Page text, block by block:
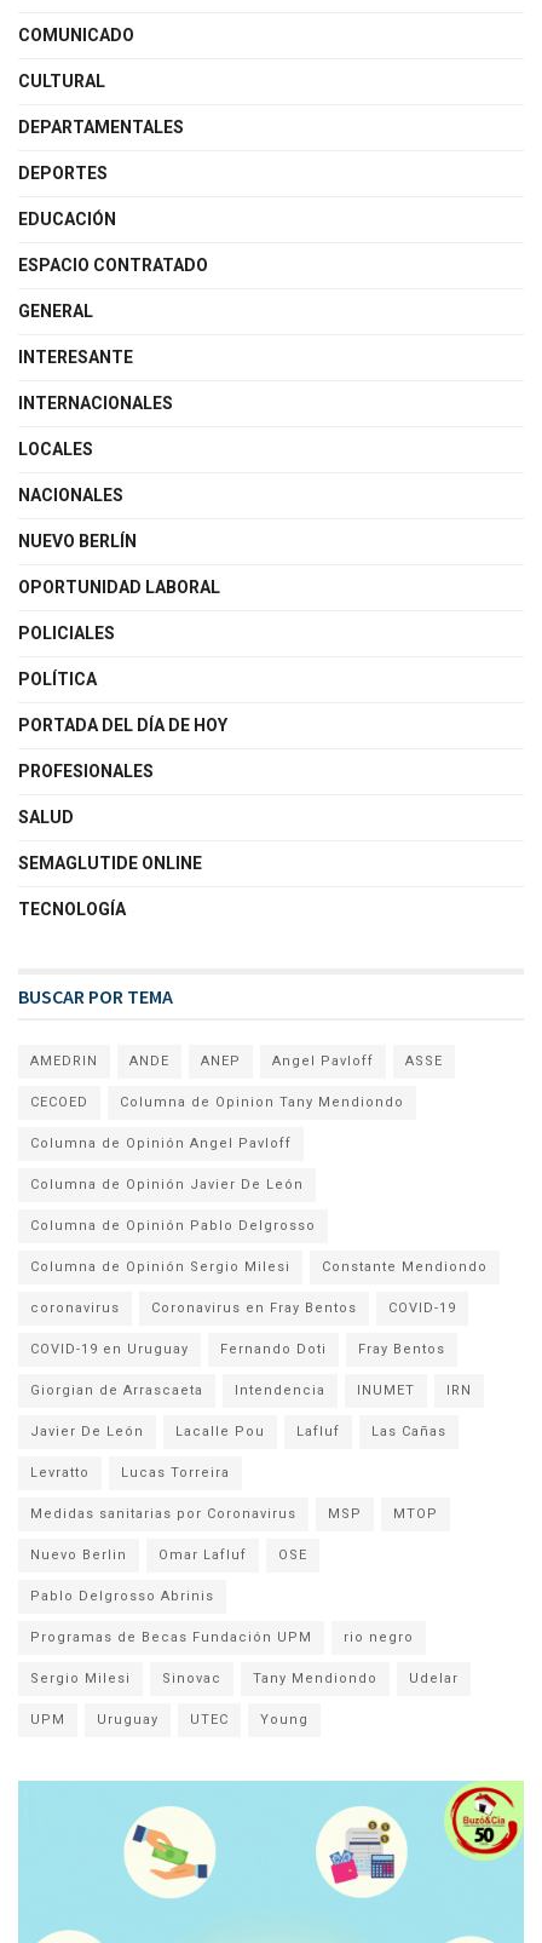
COMUNICADO
CULTURAL
DEPARTAMENTALES
DEPORTES
EDUCACIÓN
ESPACIO CONTRATADO
GENERAL
INTERESANTE
INTERNACIONALES
LOCALES
NACIONALES
NUEVO BERLÍN
OPORTUNIDAD LABORAL
POLICIALES
POLÍTICA
PORTADA DEL DÍA DE HOY
PROFESIONALES
SALUD
SEMAGLUTIDE ONLINE
TECNOLOGÍA
BUSCAR POR TEMA
AMEDRIN ANDE ANEP Angel Pavloff ASSE
CECOED Columna de Opinion Tany Mendiondo
Columna de Opinión Angel Pavloff
Columna de Opinión Javier De León
Columna de Opinión Pablo Delgrosso
Columna de Opinión Sergio Milesi Constante Mendiondo
coronavirus Coronavirus en Fray Bentos COVID-19
COVID-19 en Uruguay Fernando Doti Fray Bentos
Giorgian de Arrascaeta Intendencia INUMET IRN
Javier De León Lacalle Pou Lafluf Las Cañas
Levratto Lucas Torreira
Medidas sanitarias por Coronavirus MSP MTOP
Nuevo Berlin Omar Lafluf OSE
Pablo Delgrosso Abrinis
Programas de Becas Fundación UPM rio negro
Sergio Milesi Sinovac Tany Mendiondo Udelar
UPM Uruguay UTEC Young